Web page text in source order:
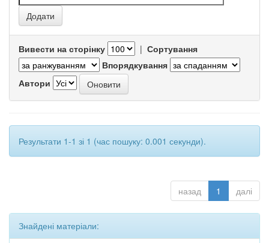
Вивести на сторінку | Сортування
Впорядкування
Автори
Результати 1-1 зі 1 (час пошуку: 0.001 секунди).
назад 1 далі
Знайдені матеріали: